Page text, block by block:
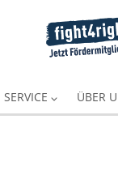
SERVICE ÜBER